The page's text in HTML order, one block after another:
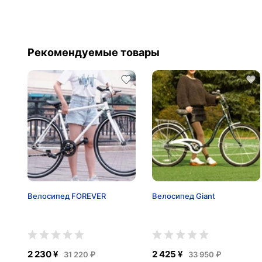
Рекомендуемые товары
Велосипед FOREVER
2 230 ¥ 31 220 ₽
Велосипед Giant
2 425 ¥ 33 950 ₽